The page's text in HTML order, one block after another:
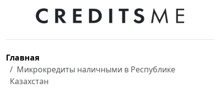
Главная
Микрокредиты наличными в Республике
Казахстан